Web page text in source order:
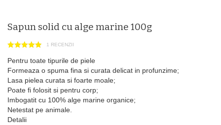
Sapun solid cu alge marine 100g
1 RECENZII
Pentru toate tipurile de piele
Formeaza o spuma fina si curata delicat in profunzime;
Lasa pielea curata si foarte moale;
Poate fi folosit si pentru corp;
Imbogatit cu 100% alge marine organice;
Netestat pe animale.
Detalii